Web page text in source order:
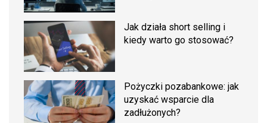
Jak działa short selling i
kiedy warto go stosować?
Pożyczki pozabankowe: jak
uzyskać wsparcie dla
zadłużonych?